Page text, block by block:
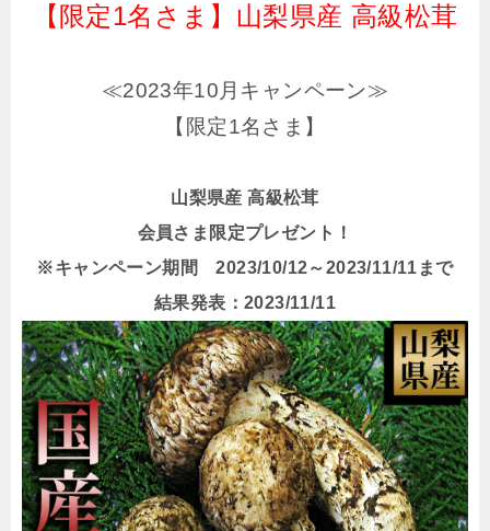
【限定1名さま】山梨県産 高級松茸
≪2023年10月キャンペーン≫
【限定1名さま】
山梨県産 高級松茸
会員さま限定プレゼント！
※キャンペーン期間 2023/10/12～2023/11/11まで
結果発表：2023/11/11